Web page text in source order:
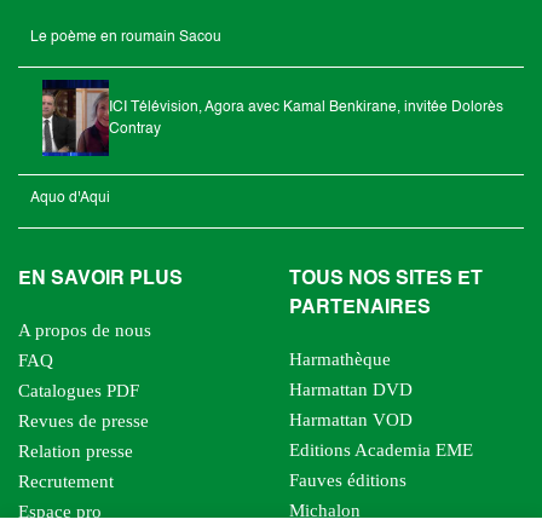
Le poème en roumain Sacou
ICI Télévision, Agora avec Kamal Benkirane, invitée Dolorès
Contray
Aquo d'Aqui
EN SAVOIR PLUS
A propos de nous
FAQ
Catalogues PDF
Revues de presse
Relation presse
Recrutement
Espace pro
TOUS NOS SITES ET
PARTENAIRES
Harmathèque
Harmattan DVD
Harmattan VOD
Editions Academia EME
Fauves éditions
Michalon